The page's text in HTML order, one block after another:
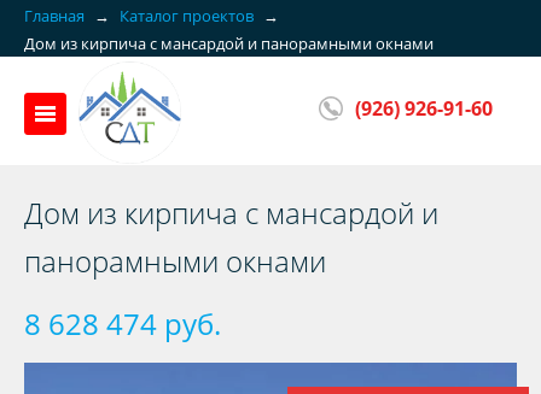
Главная → Каталог проектов →
Дом из кирпича с мансардой и панорамными окнами
(926) 926-91-60
Дом из кирпича с мансардой и
панорамными окнами
8 628 474 руб.